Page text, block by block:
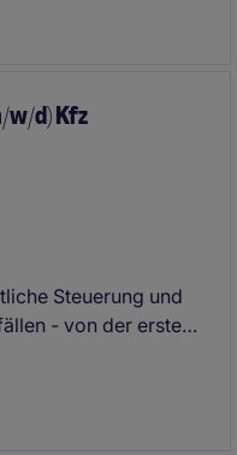
im Travel &
d) Kfz
Steuerung und
- von der ersten